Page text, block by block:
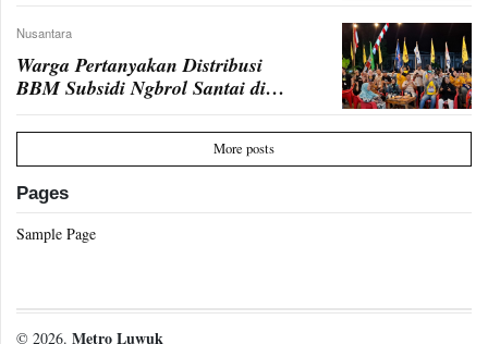
Nusantara
Warga Pertanyakan Distribusi
BBM Subsidi Ngbrol Santai di
Rumah Pemenangan AT-FM
More posts
Pages
Sample Page
© 2026. Metro Luwuk